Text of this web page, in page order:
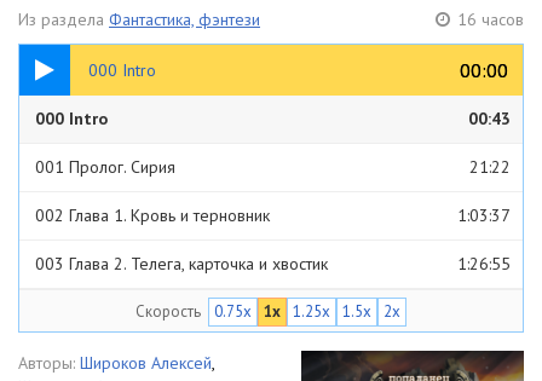
Из раздела Фантастика, фэнтези 16 часов
000 Intro 00:00
00:00
00:43
000 Intro 00:43
001 Пролог. Сирия 21:22
002 Глава 1. Кровь и терновник 1:03:37
003 Глава 2. Телега, карточка и хвостик 1:26:55
004 Глава 3. Дорога сквозь горы
005 Глава 4. Замок Коттай Дунсон 1:13:41
Скорость 0.75x 1x 1.25x 1.5x 2x
Авторы: Широков Алексей,